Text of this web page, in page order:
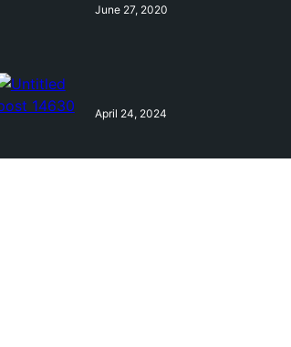
June 27, 2020
April 24, 2024